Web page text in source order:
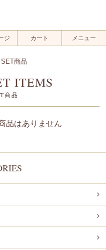
ジ カート メニュー
商品
ITEMS
商品
品はありません